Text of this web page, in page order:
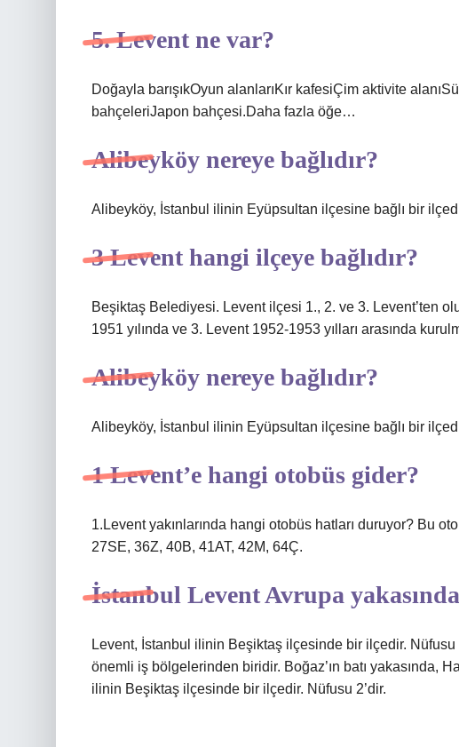
5. Levent ne var?
Doğayla barışıkOyun alanlarıKır kafesiÇim aktivite
bahçeleriJapon bahçesi.Daha fazla öğe…
Alibeyköy nereye bağlıdır?
Alibeyköy, İstanbul ilinin Eyüpsultan ilçesine bağlı bir
3 Levent hangi ilçeye bağlıdır?
Beşiktaş Belediyesi. Levent ilçesi 1., 2. ve 3. Levent’ten
1951 yılında ve 3. Levent 1952-1953 yılları arasında
Alibeyköy nereye bağlıdır?
Alibeyköy, İstanbul ilinin Eyüpsultan ilçesine bağlı bir
1 Levent’e hangi otobüs gider?
1.Levent yakınlarında hangi otobüs hatları duruyor? Bu
27SE, 36Z, 40B, 41AT, 42M, 64Ç.
İstanbul Levent Avrupa yakasında
Levent, İstanbul ilinin Beşiktaş ilçesinde bir ilçedir. Nüfusu
önemli iş bölgelerinden biridir. Boğaz’ın batı yakasında,
ilinin Beşiktaş ilçesinde bir ilçedir. Nüfusu 2’dir.